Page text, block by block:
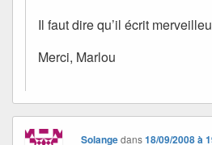
Il faut dire qu’il écrit
Merci, Marlou
Solangedans18/09/2008 à